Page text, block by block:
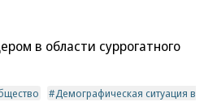
в области суррогатного
Демографическая ситуация в